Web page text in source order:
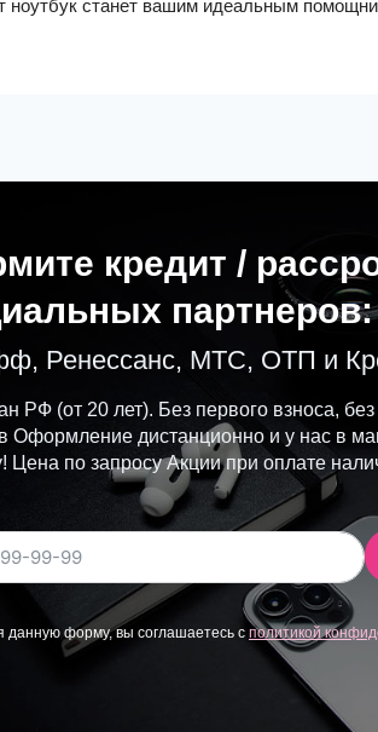
ноутбук станет вашим идеальным
кредит /
партнеров:
Ренессанс, МТС, ОТП и
РФ (от 20 лет). Без первого взноса,
Оформление дистанционно и у нас в
Цена по запросу Акции при оплате
данную форму, вы соглашаетесь с политикой